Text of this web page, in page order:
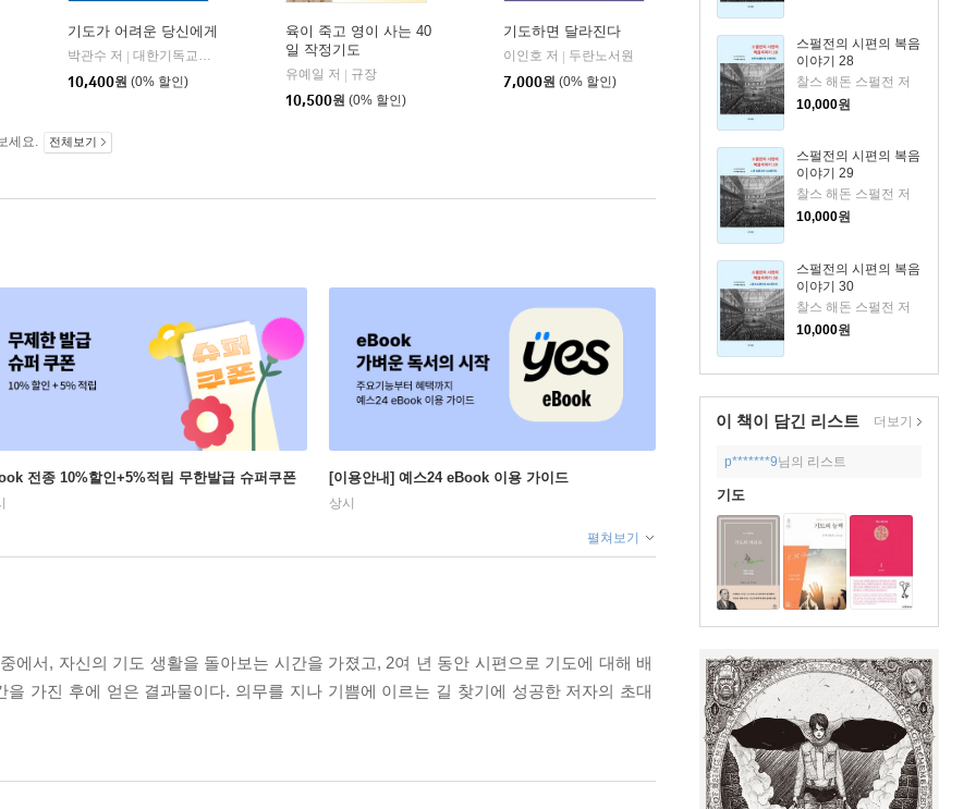
스펄전의 시편의 복음
이야기 28
찰스 해돈 스펄전 저
10,000원
스펄전의 시편의 복음
이야기 29
찰스 해돈 스펄전 저
10,000원
스펄전의 시편의 복음
이야기 30
찰스 해돈 스펄전 저
10,000원
이 책이 담긴 리스트 더보기
p*******9님의 리스트
기도
기도가 어려운 당신에게
박관수 저 | 대한기독교서회
10,400원 (0% 할인)
육이 죽고 영이 사는 40
일 작정기도
유예일 저 | 규장
10,500원 (0% 할인)
기도하면 달라진다
이인호 저 | 두란노서원
7,000원 (0% 할인)
세요. 전체보기
전종 10%할인+5%적립 무한발급 슈퍼쿠폰 [이용안내] 예스24 eBook 이용 가이드
상시
펼쳐보기
에서, 자신의 기도 생활을 돌아보는 시간을 가졌고, 2여 년 동안 시편으로 기도에 대해 배
가진 후에 얻은 결과물이다. 의무를 지나 기쁨에 이르는 길 찾기에 성공한 저자의 초대